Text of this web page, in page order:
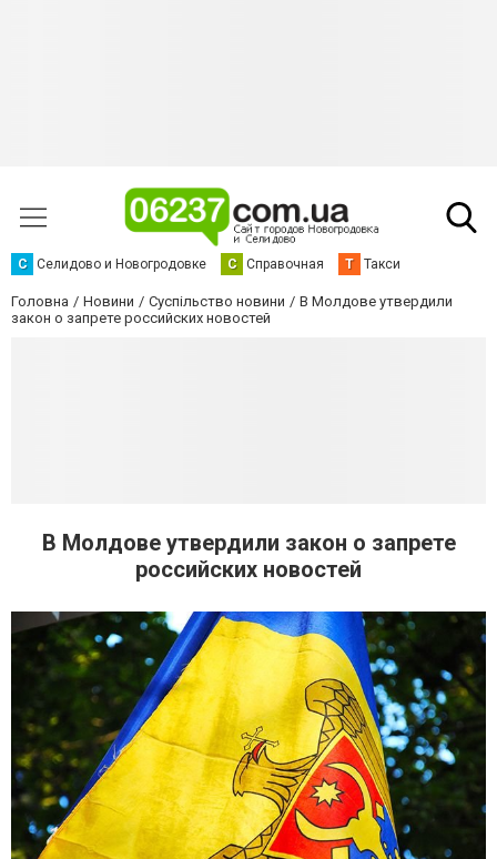
С Селидово и Новогродовке С Справочная Т Такси
Головна Новини Суспільство новини
В Молдове утвердили
закон о запрете российских новостей
В Молдове утвердили закон о запрете
российских новостей